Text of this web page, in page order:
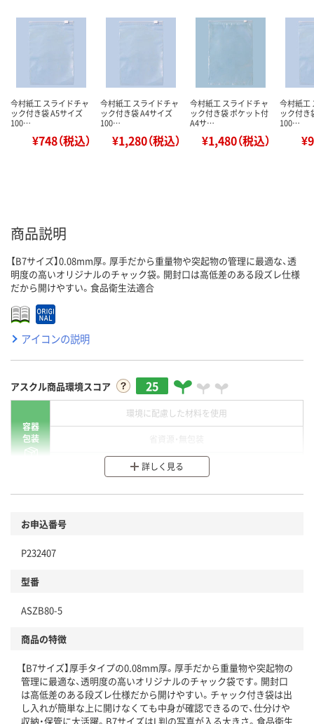
今村紙工 スライドチャ
ック付き袋 A5サイズ
100…
¥748（税込）
今村紙工 スライドチャ
ック付き袋 A4サイズ
100…
¥1,280（税込）
今村紙工 スライドチャ
ック付き袋 ポケット付
A4サ…
¥1,480（税込）
今村紙工
ック付き
100…
商品説明
【B7サイズ】0.08mm厚。厚手だから重量物や突起物の管理に最適な、透
明度の高いオリジナルのチャック袋。開封口は高低差のある段ズレ仕様
だから開けやすい。食品衛生法適合
アイコンの説明
アスクル商品環境スコア 25
容器
包装
環境に配慮した材料を使用
分別・リサイクルしやすい設計
本体
仕組
この商品の環境配慮ポイントです。下記商品詳細「
アスクル商品環境スコア詳細／加点項目
」で確認できます。
詳しく見る
お申込番号
P232407
型番
ASZB80-5
商品の特徴
【B7サイズ】厚手タイプの0.08mm厚。厚手だから重量物や突起物の
管理に最適な、透明度の高いオリジナルのチャック袋です。開封口
は高低差のある段ズレ仕様だから開けやすい。チャック付き袋は出
し入れが簡単な上に開けなくても中身が確認できるので、仕分けや
収納・保管に大活躍。B7サイズはL判の写真が入る大きさ。食品衛生